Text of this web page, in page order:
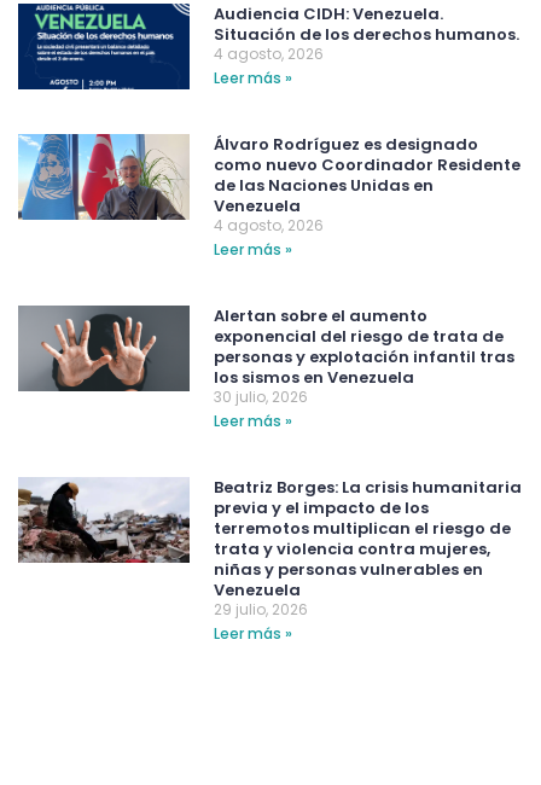
Audiencia CIDH: Venezuela.
Situación de los derechos humanos.
4 agosto, 2026
Leer más »
Álvaro Rodríguez es designado
como nuevo Coordinador Residente
de las Naciones Unidas en
Venezuela
4 agosto, 2026
Leer más »
Alertan sobre el aumento
exponencial del riesgo de trata de
personas y explotación infantil tras
los sismos en Venezuela
30 julio, 2026
Leer más »
Beatriz Borges: La crisis humanitaria
previa y el impacto de los
terremotos multiplican el riesgo de
trata y violencia contra mujeres,
niñas y personas vulnerables en
Venezuela
29 julio, 2026
Leer más »